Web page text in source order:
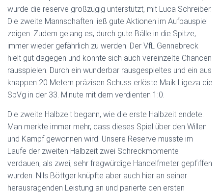
wurde die reserve großzügig unterstützt, mit Luca Schreiber.
Die zweite Mannschaften ließ gute Aktionen im Aufbauspiel
zeigen. Zudem gelang es, durch gute Bälle in die Spitze,
immer wieder gefährlich zu werden. Der VfL Gennebreck
hielt gut dagegen und konnte sich auch vereinzelte Chancen
rausspielen. Durch ein wunderbar rausgespieltes und ein aus
knappen 20 Metern präzisen Schuss erlöste Maik Ligeza die
SpVg in der 33. Minute mit dem verdienten 1:0.
Die zweite Halbzeit begann, wie die erste Halbzeit endete.
Man merkte immer mehr, dass dieses Spiel über den Willen
und Kampf gewonnen wird. Unsere Reserve musste im
Laufe der zweiten Halbzeit zwei Schreckmomente
verdauen, als zwei, sehr fragwürdige Handelfmeter gepfiffen
wurden. Nils Böttger knüpfte aber auch hier an seiner
herausragenden Leistung an und parierte den ersten